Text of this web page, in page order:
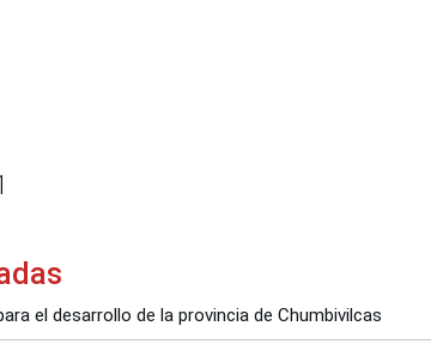
el desarrollo de la provincia de Chumbivilcas